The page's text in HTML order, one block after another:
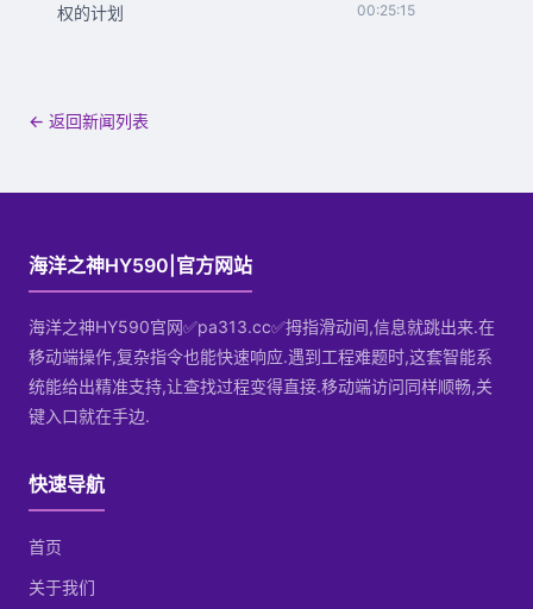
权的计划
00:25:15
← 返回新闻列表
海洋之神HY590|官方网站
海洋之神HY590官网✅pa313.cc✅拇指滑动间,信息就跳出来.在
移动端操作,复杂指令也能快速响应.遇到工程难题时,这套智能系
统能给出精准支持,让查找过程变得直接.移动端访问同样顺畅,关
键入口就在手边.
快速导航
首页
关于我们